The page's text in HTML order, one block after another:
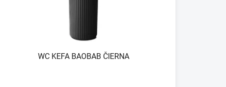
WC KEFA BAOBAB ČIERNA